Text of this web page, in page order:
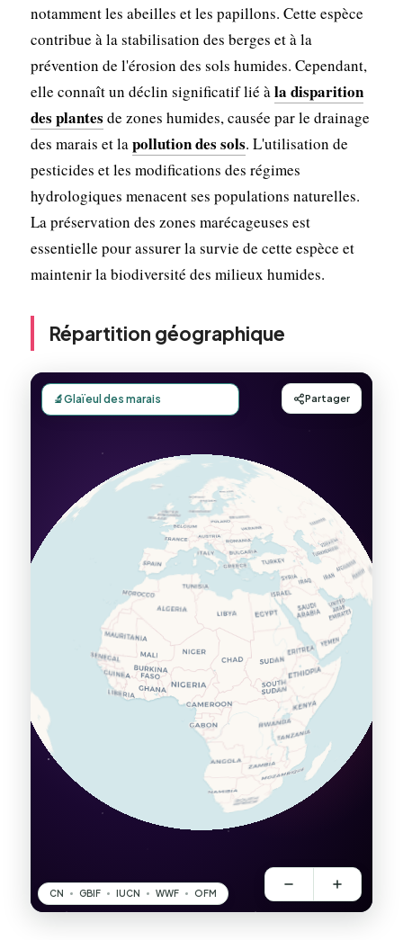
notamment les abeilles et les papillons. Cette espèce
contribue à la stabilisation des berges et à la
prévention de l'érosion des sols humides. Cependant,
elle connaît un déclin significatif lié àla disparition
des plantes de zones humides, causée par le drainage
des marais et lapollution des sols. L'utilisation de
pesticides et les modifications des régimes
hydrologiques menacent ses populations naturelles.
La préservation des zones marécageuses est
essentielle pour assurer la survie de cette espèce et
maintenir la biodiversité des milieux humides.
Répartition géographique